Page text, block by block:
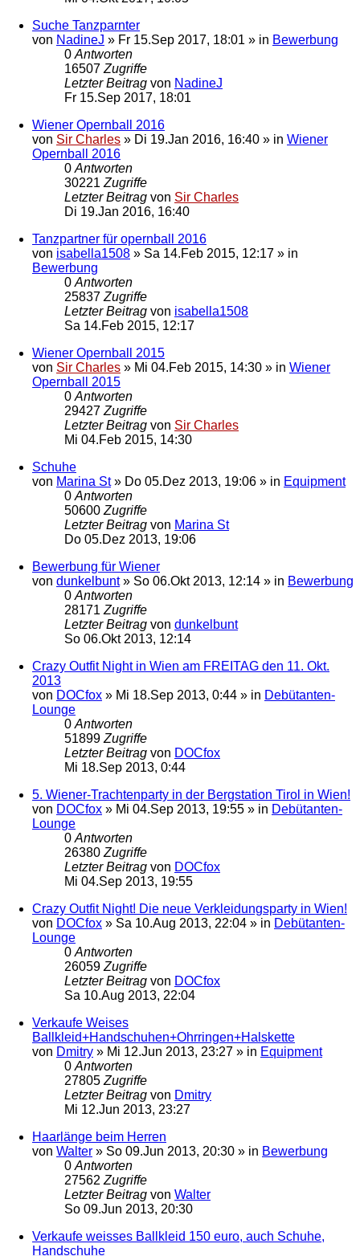
Suche Tanzparnter
von NadineJ » Fr 15.Sep 2017, 18:01 » in Bewerbung
0 Antworten
16507 Zugriffe
Letzter Beitrag von NadineJ
Fr 15.Sep 2017, 18:01
Wiener Opernball 2016
von Sir Charles » Di 19.Jan 2016, 16:40 » in Wiener
Opernball 2016
0 Antworten
30221 Zugriffe
Letzter Beitrag von Sir Charles
Di 19.Jan 2016, 16:40
Tanzpartner für opernball 2016
von isabella1508 » Sa 14.Feb 2015, 12:17 » in
Bewerbung
0 Antworten
25837 Zugriffe
Letzter Beitrag von isabella1508
Sa 14.Feb 2015, 12:17
Wiener Opernball 2015
von Sir Charles » Mi 04.Feb 2015, 14:30 » in Wiener
Opernball 2015
0 Antworten
29427 Zugriffe
Letzter Beitrag von Sir Charles
Mi 04.Feb 2015, 14:30
Schuhe
von Marina St» Do 05.Dez 2013, 19:06 » in Equipment
0 Antworten
50600 Zugriffe
Letzter Beitrag von Marina St
Do 05.Dez 2013, 19:06
Bewerbung für Wiener
von dunkelbunt» So 06.Okt 2013, 12:14 » in Bewerbung
0 Antworten
28171 Zugriffe
Letzter Beitrag von dunkelbunt
So 06.Okt 2013, 12:14
Crazy Outfit Night in Wien am FREITAG den 11. Okt.
2013
von DOCfox » Mi 18.Sep 2013, 0:44 » in Debütanten-
Lounge
0 Antworten
51899 Zugriffe
Letzter Beitrag von DOCfox
Mi 18.Sep 2013, 0:44
5. Wiener-Trachtenparty in der Bergstation Tirol in Wien!
von DOCfox » Mi 04.Sep 2013, 19:55 » in Debütanten-
Lounge
0 Antworten
26380 Zugriffe
Letzter Beitrag von DOCfox
Mi 04.Sep 2013, 19:55
Crazy Outfit Night! Die neue Verkleidungsparty in Wien!
von DOCfox » Sa 10.Aug 2013, 22:04 » in Debütanten-
Lounge
0 Antworten
26059 Zugriffe
Letzter Beitrag von DOCfox
Sa 10.Aug 2013, 22:04
Verkaufe Weises
Ballkleid+Handschuhen+Ohrringen+Halskette
von Dmitry » Mi 12.Jun 2013, 23:27 » in Equipment
0 Antworten
27805 Zugriffe
Letzter Beitrag von Dmitry
Mi 12.Jun 2013, 23:27
Haarlänge beim Herren
von Walter » So 09.Jun 2013, 20:30 » in Bewerbung
0 Antworten
27562 Zugriffe
Letzter Beitrag von Walter
So 09.Jun 2013, 20:30
Verkaufe weisses Ballkleid 150 euro, auch Schuhe,
Handschuhe